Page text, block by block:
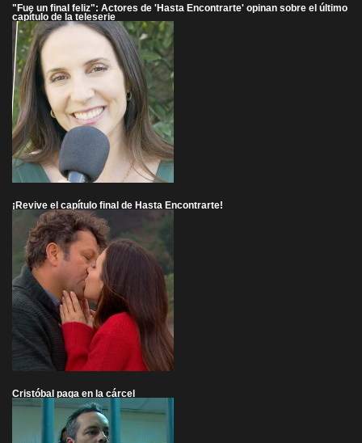
"Fue un final feliz": Actores de 'Hasta Encontrarte' opinan sobre el último
capítulo de la teleserie
¡Revive el capítulo final de Hasta Encontrarte!
Cristóbal paga en la cárcel